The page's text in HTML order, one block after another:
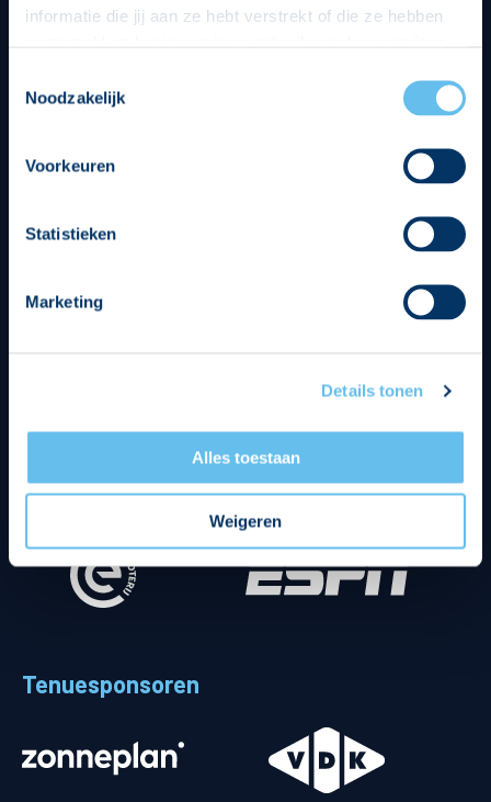
informatie die jij aan ze hebt verstrekt of die ze hebben
op een veilige en integere wijze. Je kunt je toestemming
beheren op de privacy- en cookieverklaring pagina.
Noodzakelijk
Voorkeuren
Statistieken
Marketing
Details tonen
Alles toestaan
Weigeren
Divisie partners
Tenuesponsoren